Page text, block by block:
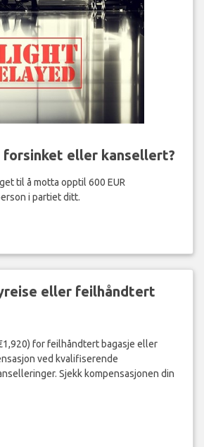
eller kansellert?
til å motta opptil 600 EUR
i partiet ditt.
eller feilhåndtert
for feilhåndtert bagasje eller
ved kvalifiserende
Sjekk kompensasjonen din